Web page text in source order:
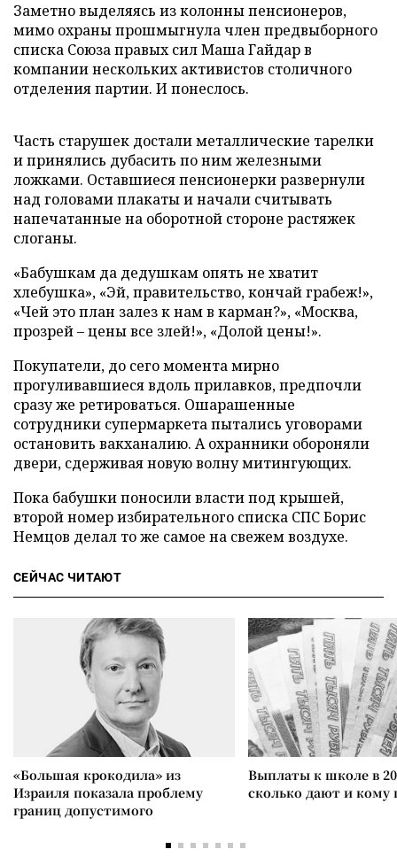
Заметно выделяясь из колонны пенсионеров,
мимо охраны прошмыгнула член предвыборного
списка Союза правых сил Маша Гайдар в
компании нескольких активистов столичного
отделения партии. И понеслось.
Часть старушек достали металлические тарелки
и принялись дубасить по ним железными
ложками. Оставшиеся пенсионерки развернули
над головами плакаты и начали считывать
напечатанные на оборотной стороне растяжек
слоганы.
«Бабушкам да дедушкам опять не хватит
хлебушка», «Эй, правительство, кончай грабеж!»,
«Чей это план залез к нам в карман?», «Москва,
прозрей – цены все злей!», «Долой цены!».
Покупатели, до сего момента мирно
прогуливавшиеся вдоль прилавков, предпочли
сразу же ретироваться. Ошарашенные
сотрудники супермаркета пытались уговорами
остановить вакханалию. А охранники обороняли
двери, сдерживая новую волну митингующих.
Пока бабушки поносили власти под крышей,
второй номер избирательного списка СПС Борис
Немцов делал то же самое на свежем воздухе.
СЕЙЧАС ЧИТАЮТ
«Большая крокодила» из
Израиля показала проблему
границ допустимого
Выплаты к школе в
сколько дают и